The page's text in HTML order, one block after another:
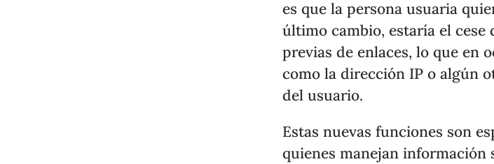
es que la persona usuaria
último cambio, estaría el cese
previas de enlaces, lo que en
como la dirección IP o algún
del usuario.
Estas nuevas funciones son
quienes manejan información